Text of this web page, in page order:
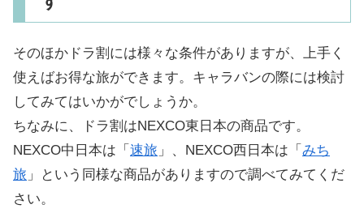
そのほかドラ割には様々な条件がありますが、上手く
使えばお得な旅ができます。キャラバンの際には検討
してみてはいかがでしょうか。
ちなみに、ドラ割はNEXCO東日本の商品です。
NEXCO中日本は「 速旅 」、NEXCO西日本は「 みち
旅 」という同様な商品がありますので調べてみてくだ
さい。